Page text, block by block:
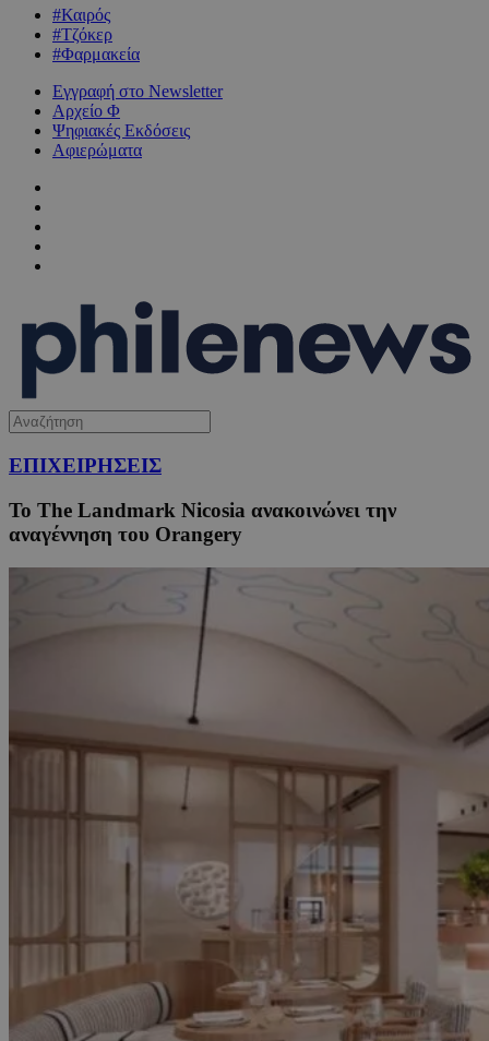
#Καιρός
#Τζόκερ
#Φαρμακεία
Εγγραφή στο Newsletter
Αρχείο Φ
Ψηφιακές Εκδόσεις
Αφιερώματα
ΕΠΙΧΕΙΡΗΣΕΙΣ
Το The Landmark Nicosia ανακοινώνει την
αναγέννηση του Orangery